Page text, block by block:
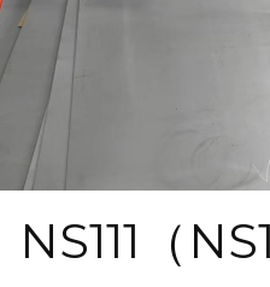
NS111（